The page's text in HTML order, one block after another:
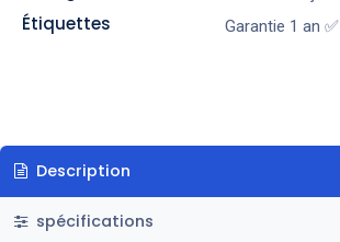
Étiquettes Garantie 1 an ✅
Description
spécifications